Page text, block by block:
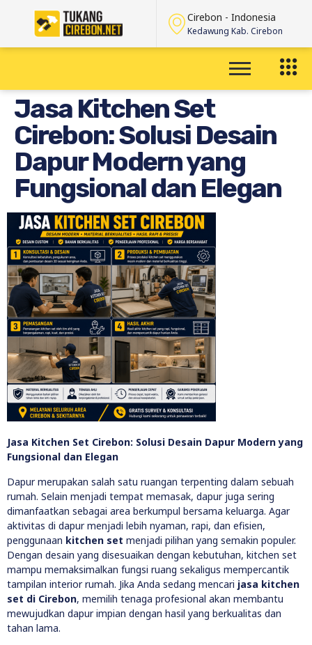
Cirebon - Indonesia
Kedawung Kab. Cirebon
Jasa Kitchen Set
Cirebon: Solusi Desain
Dapur Modern yang
Fungsional dan Elegan
Jasa Kitchen Set Cirebon: Solusi Desain Dapur Modern yang
Fungsional dan Elegan
Dapur merupakan salah satu ruangan terpenting dalam sebuah
rumah. Selain menjadi tempat memasak, dapur juga sering
dimanfaatkan sebagai area berkumpul bersama keluarga. Agar
aktivitas di dapur menjadi lebih nyaman, rapi, dan efisien,
penggunaan kitchen set menjadi pilihan yang semakin populer.
Dengan desain yang disesuaikan dengan kebutuhan, kitchen set
mampu memaksimalkan fungsi ruang sekaligus mempercantik
tampilan interior rumah. Jika Anda sedang mencari jasa kitchen
set di Cirebon, memilih tenaga profesional akan membantu
mewujudkan dapur impian dengan hasil yang berkualitas dan
tahan lama.